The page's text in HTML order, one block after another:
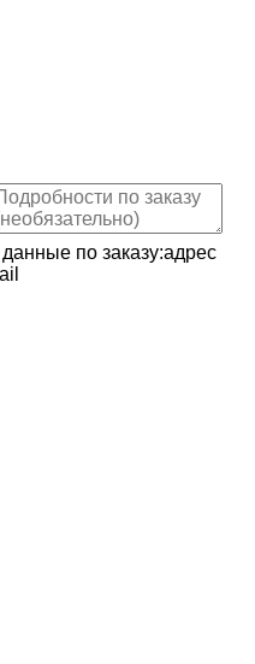
по заказу:адрес